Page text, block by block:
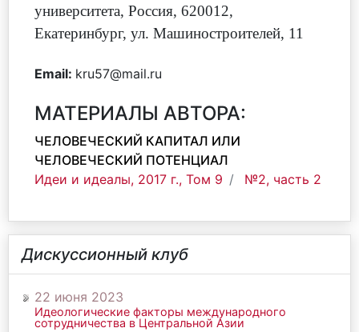
университета, Россия, 620012,
Екатеринбург, ул. Машиностроителей, 11
Email: kru57@mail.ru
МАТЕРИАЛЫ АВТОРА:
ЧЕЛОВЕЧЕСКИЙ КАПИТАЛ ИЛИ
ЧЕЛОВЕЧЕСКИЙ ПОТЕНЦИАЛ
Идеи и идеалы, 2017 г., Том 9
№2, часть 2
Дискуссионный клуб
22 июня 2023
Идеологические факторы международного
сотрудничества в Центральной Азии